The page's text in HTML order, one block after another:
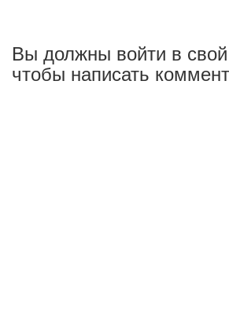
Вы должны войти в свой
чтобы написать